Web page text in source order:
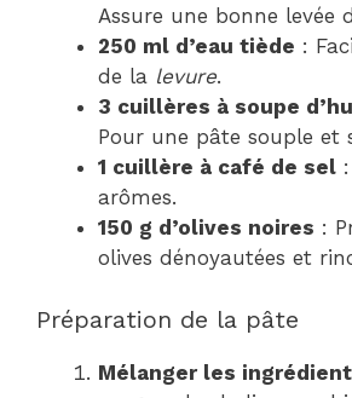
Assure une bonne levée
250 ml d’eau tiède :
de la levure.
3 cuillères à soupe
Pour une pâte souple et
1 cuillère à café de sel
arômes.
150 g d’olives noires :
olives dénoyautées et
Préparation de la pâte
Mélanger les